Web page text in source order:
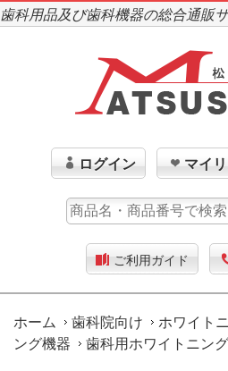
歯科用品及び歯科機器の総合通販
ログイン マイ
ご利用ガイド
ホーム 歯科院向け ホワイト
ング機器
歯科用ホワイトニン